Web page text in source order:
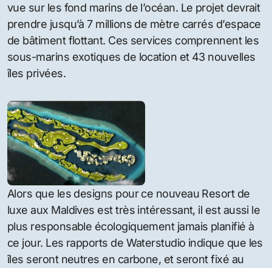
vue sur les fond marins de l’océan. Le projet devrait
prendre jusqu’à 7 millions de mètre carrés d’espace
de bâtiment flottant. Ces services comprennent les
sous-marins exotiques de location et 43 nouvelles
îles privées.
Alors que les designs pour ce nouveau Resort de
luxe aux Maldives est très intéressant, il est aussi le
plus responsable écologiquement jamais planifié à
ce jour. Les rapports de Waterstudio indique que les
îles seront neutres en carbone, et seront fixé au